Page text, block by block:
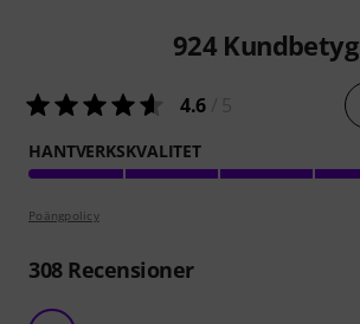
924 Kundbetyg
4.6
HANTVERKSKVALITET
Poängpolicy
308Recensioner